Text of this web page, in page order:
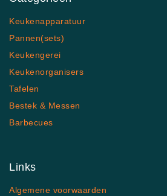
Keukenapparatuur
Pannen(sets)
Keukengerei
Keukenorganisers
Tafelen
Bestek & Messen
Barbecues
Links
Algemene voorwaarden